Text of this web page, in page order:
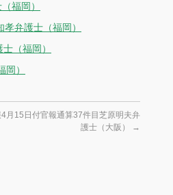
福岡）
弁護士（福岡）
（福岡）
）
月15日付官報通算37件目芝原明夫弁
護士（大阪）
→